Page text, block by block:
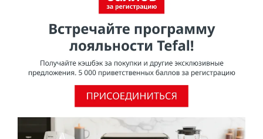
здоровья при использовании в посуде для
проведенному МАИР (Международное агентство по
изучению рака), ВОЗ (Всемирная организация
здравоохранения) отнесла ПТФЭ к группе 3 [Том 19, 288
(1979) и Дополнение 7.70 (1987)], признав, что он не
является канцерогеном для человека.О том, что ПТФЭ
безопасен для использования, свидетельствует и тот
факт, что он часто применяется в медицине
(кардиостимуляторы, искусственные артерии, протезы